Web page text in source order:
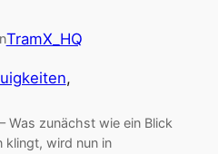
TramX_HQ
Was zunächst wie ein Blick
klingt, wird nun in